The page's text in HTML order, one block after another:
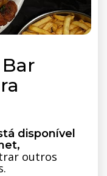
disponível
outros